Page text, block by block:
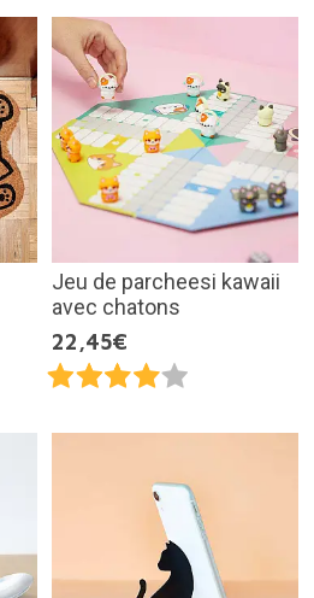
Jeu de parcheesi kawaii
avec chatons
22,45€